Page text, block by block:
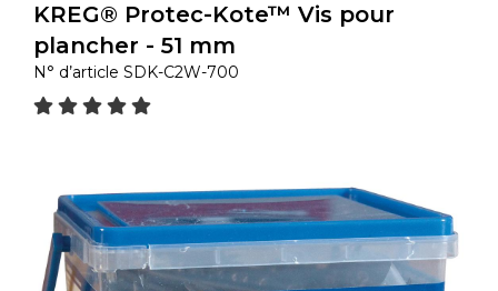
KREG® Protec-Kote™ Vis pour
plancher - 51 mm
N° d’article SDK-C2W-700